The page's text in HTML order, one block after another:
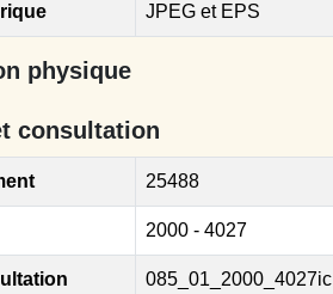
JPEG et EPS
physique
consultation
25488
2000 - 4027
085_01_2000_4027ic